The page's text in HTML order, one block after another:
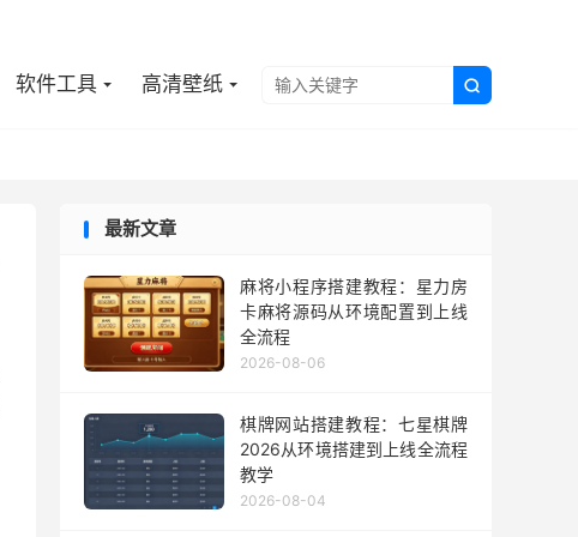

软件工具 高清壁纸
最新文章
麻将小程序搭建教程：星力房
卡麻将源码从环境配置到上线
全流程
2026-08-06
棋牌网站搭建教程：七星棋牌
2026从环境搭建到上线全流程
教学
2026-08-04